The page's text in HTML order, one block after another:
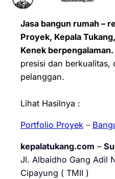
Jasa bangun rumah –
Proyek, Kepala
Kenek berpengalaman.
presisi dan berkualitas,
pelanggan.
Lihat Hasilnya :
Portfolio Proyek –
kepalatukang.com –
Jl. Albaidho Gang Adil
Cipayung ( TMII )